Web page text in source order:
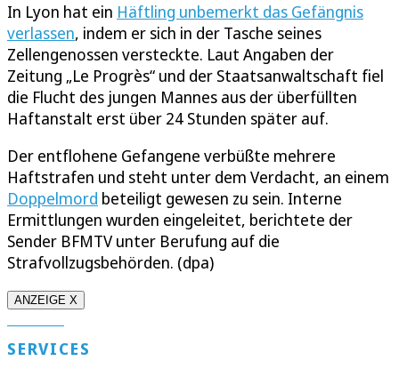
In Lyon hat ein Häftling unbemerkt das Gefängnis
verlassen, indem er sich in der Tasche seines
Zellengenossen versteckte. Laut Angaben der
Zeitung „Le Progrès“ und der Staatsanwaltschaft fiel
die Flucht des jungen Mannes aus der überfüllten
Haftanstalt erst über 24 Stunden später auf.
Der entflohene Gefangene verbüßte mehrere
Haftstrafen und steht unter dem Verdacht, an einem
Doppelmord beteiligt gewesen zu sein. Interne
Ermittlungen wurden eingeleitet, berichtete der
Sender BFMTV unter Berufung auf die
Strafvollzugsbehörden. (dpa)
ANZEIGE X
SERVICES